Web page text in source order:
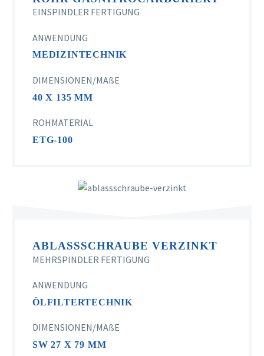
EINSPINDLER FERTIGUNG
ANWENDUNG
MEDIZINTECHNIK
DIMENSIONEN/MAßE
40 X 135 MM
ROHMATERIAL
ETG-100
ABLASSSCHRAUBE VERZINKT
MEHRSPINDLER FERTIGUNG
ANWENDUNG
ÖLFILTERTECHNIK
DIMENSIONEN/MAßE
SW 27 X 79 MM